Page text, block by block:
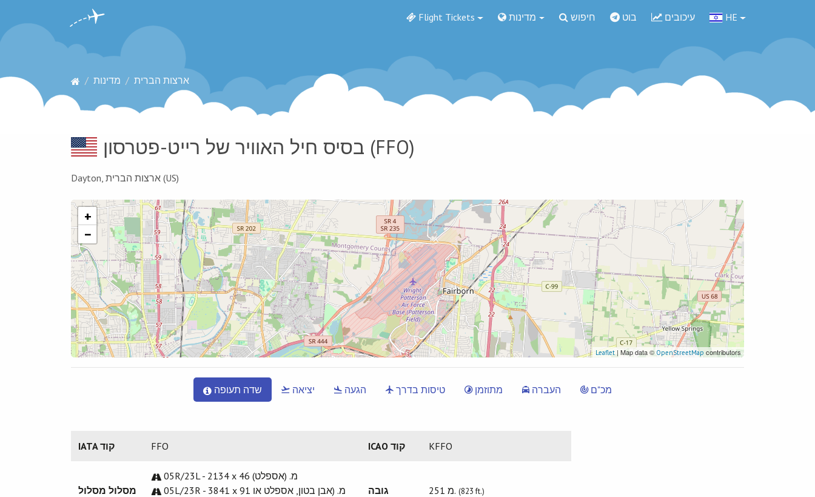
Flight Tickets מדינות חיפוש בוט עיכובים HE
מדינות ארצות הברית
בסיס חיל האוויר של רייט-פטרסון (FFO)
Dayton, ארצות הברית (US)
+
−
Leaflet | Map data © OpenStreetMap contributors
שדה תעופה יציאה הגעה טיסות בדרך מתוזמן העברה מכ"ם
IATA קוד FFO ICAO קוד KFFO
מסלול מסלול
05R/23L - 2134 x 46 מ. (אספלט)
05L/23R - 3841 x 91 מ. (אבן בטון, אספלט או
גובה 251 מ. (823 ft.)